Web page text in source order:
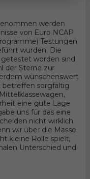
werden
von Euro NCAP
Testungen
wurden. Die
worden sind
der Sterne zur
wünschenswert
betreffen sorgfältig
eine gute Lage
uns für das eine
nicht wirklich
wir über die Masse
kleine Rolle spielt,
Unterschied und